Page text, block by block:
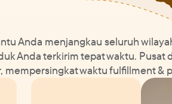
Anda menjangkau seluruh
Anda terkirim tepat waktu.
mempersingkat waktu fulfillment &